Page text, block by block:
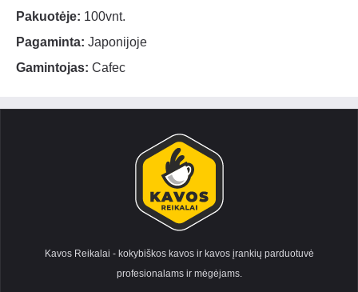
Pakuotėje: 100vnt.
Pagaminta: Japonijoje
Gamintojas: Cafec
Kavos Reikalai - kokybiškos kavos ir kavos įrankių parduotuvė
profesionalams ir mėgėjams.